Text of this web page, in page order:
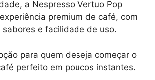
a Nespresso Vertuo Pop
premium de café, com
e facilidade de uso.
para quem deseja começar o
perfeito em poucos instantes.